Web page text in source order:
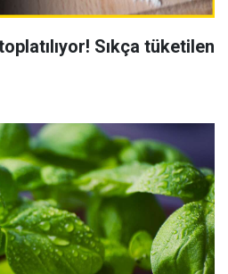
Sıkça tüketilen